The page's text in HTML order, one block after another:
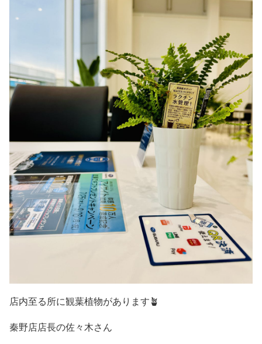
店内至る所に観葉植物があります🪴
秦野店店長の佐々木さん